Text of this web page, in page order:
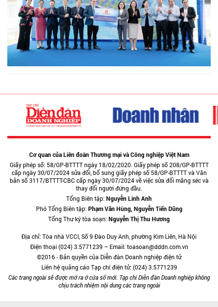
Cơ quan của Liên đoàn Thương mại và Công nghiệp Việt Nam
Giấy phép số: 58/GP-BTTTT ngày 18/02/2020. Giấy phép số 208/GP-BTTTT
cấp ngày 30/07/2024 sửa đổi, bổ sung giấy phép số 58/GP-BTTTT và Văn
bản số 3117/BTTTT-CBC cấp ngày 30/07/2024 về việc sửa đổi măng séc và
thay đổi người đứng đầu.
Tổng Biên tập:Nguyễn Linh Anh
Phó Tổng Biên tập:Phạm Văn Hùng, Nguyễn Tiến Dũng
Tổng Thư ký tòa soạn:Nguyễn Thị Thu Hương
Địa chỉ: Tòa nhà VCCI, Số 9 Đào Duy Anh, phường Kim Liên, Hà Nội
Điện thoại (024) 3.5771239 – Email: toasoan@dddn.com.vn
©2016 - Bản quyền của Diễn đàn Doanh nghiệp điện tử
Liên hệ quảng cáo Tạp chí điện tử: (024) 3.5771239
Các trang ngoài sẽ được mở ra ở cửa sổ mới. Tạp chí Diễn đàn Doanh nghiệp không
chịu trách nhiệm nội dung các trang ngoài